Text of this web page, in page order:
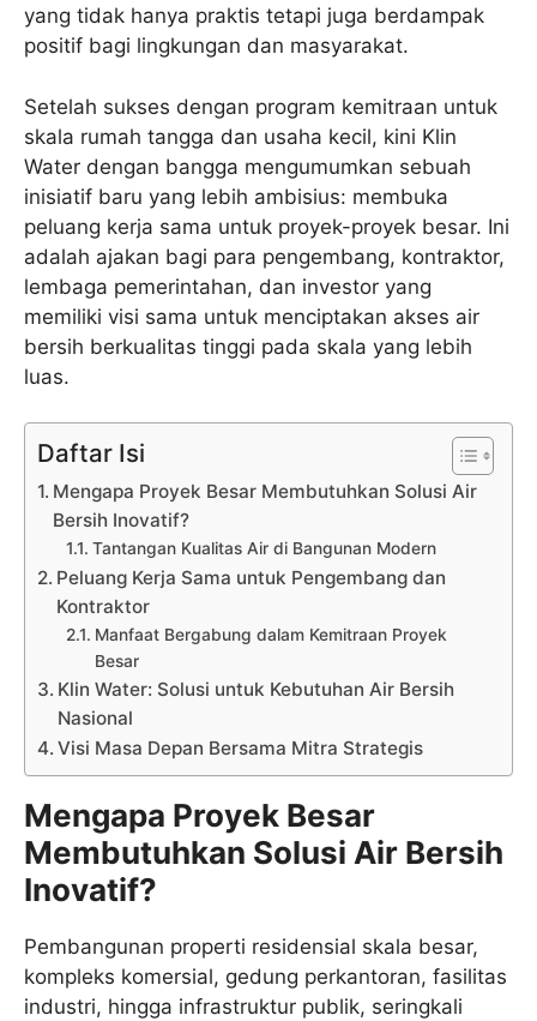
yang tidak hanya praktis tetapi juga berdampak
positif bagi lingkungan dan masyarakat.
Setelah sukses dengan program kemitraan untuk
skala rumah tangga dan usaha kecil, kini Klin
Water dengan bangga mengumumkan sebuah
inisiatif baru yang lebih ambisius: membuka
peluang kerja sama untuk proyek-proyek besar. Ini
adalah ajakan bagi para pengembang, kontraktor,
lembaga pemerintahan, dan investor yang
memiliki visi sama untuk menciptakan akses air
bersih berkualitas tinggi pada skala yang lebih
luas.
Daftar Isi
Mengapa Proyek Besar Membutuhkan Solusi Air
Bersih Inovatif?
Tantangan Kualitas Air di Bangunan Modern
Peluang Kerja Sama untuk Pengembang dan
Kontraktor
Manfaat Bergabung dalam Kemitraan Proyek
Besar
Klin Water: Solusi untuk Kebutuhan Air Bersih
Nasional
Visi Masa Depan Bersama Mitra Strategis
Mengapa Proyek Besar
Membutuhkan Solusi Air Bersih
Inovatif?
Pembangunan properti residensial skala besar,
kompleks komersial, gedung perkantoran, fasilitas
industri, hingga infrastruktur publik, seringkali